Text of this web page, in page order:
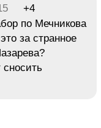
+4
по Мечникова
за странное